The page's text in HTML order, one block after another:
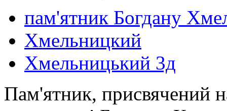
пам'ятник Богдану
Хмельницкий
Хмельницький 3д
Пам'ятник, присвячений